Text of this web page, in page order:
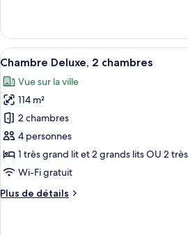
»,
1
chambre
le
type
de
Chambre
«
Premier
»,
chambre
Afficher
toutes
les
photos
pour
ce
type
de
chambre :
Chambre
Un
10
Chambre Deluxe, 2 chambres
Vue sur la ville
114 m²
2 chambres
4 personnes
1 très grand lit et 2 grands lits OU 2
Wi-Fi gratuit
Plus de détails
Plus